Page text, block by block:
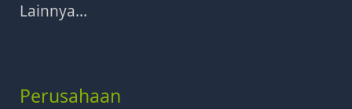
Lainnya...
Perusahaan